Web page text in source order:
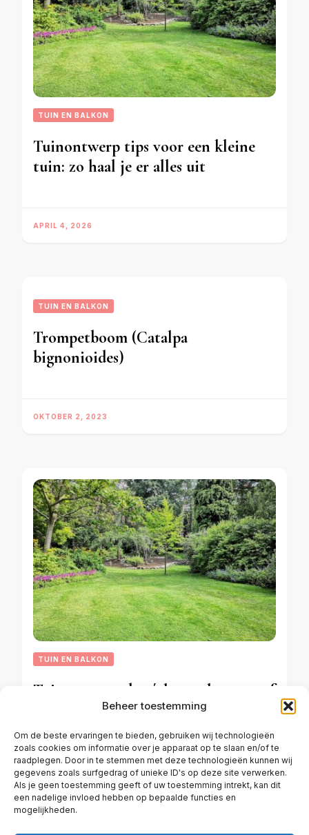
Beheer toestemming
Om de beste ervaringen te bieden, gebruiken wij technologieën
zoals cookies om informatie over je apparaat op te slaan en/of te
raadplegen. Door in te stemmen met deze technologieën kunnen wij
gegevens zoals surfgedrag of unieke ID's op deze site verwerken.
Als je geen toestemming geeft of uw toestemming intrekt, kan dit
een nadelige invloed hebben op bepaalde functies en
mogelijkheden.
TUIN EN BALKON
Tuinontwerp tips voor een kleine
tuin: zo haal je er alles uit
APRIL 4, 2026
TUIN EN BALKON
Trompetboom (Catalpa
bignonioides)
OKTOBER 2, 2023
TUIN EN BALKON
Tuinontwerp dat écht werkt: zo geef
je elke tuin een fijne uitstraling
APRIL 4, 2026